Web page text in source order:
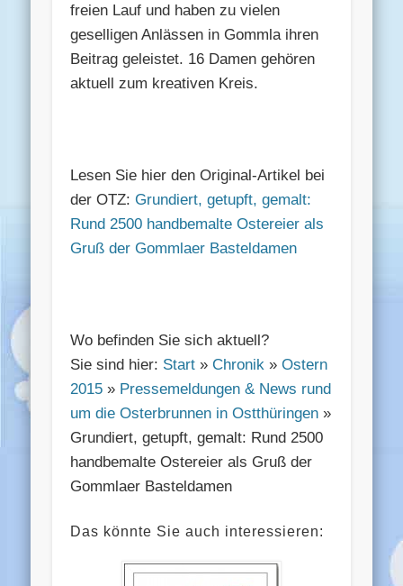
freien Lauf und haben zu vielen
geselligen Anlässen in Gommla ihren
Beitrag geleistet. 16 Damen gehören
aktuell zum kreativen Kreis.
Lesen Sie hier den Original-Artikel bei
der OTZ:Grundiert, getupft, gemalt:
Rund 2500 handbemalte Ostereier als
Gruß der Gommlaer Basteldamen
Wo befinden Sie sich aktuell?
Sie sind hier: Start »Chronik »Ostern
2015 » Pressemeldungen & News rund
um die Osterbrunnen in Ostthüringen »
Grundiert, getupft, gemalt: Rund 2500
handbemalte Ostereier als Gruß der
Gommlaer Basteldamen
Das könnte Sie auch interessieren: